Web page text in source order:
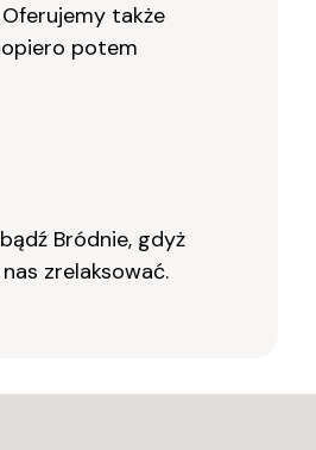
Oferujemy także
potem
Bródnie, gdyż
zrelaksować.